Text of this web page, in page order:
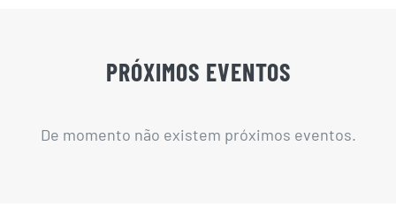
PRÓXIMOS EVENTOS
De momento não existem próximos eventos.